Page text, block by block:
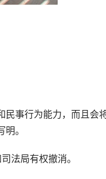
事行为能力，而且会
。
法局有权撤消。